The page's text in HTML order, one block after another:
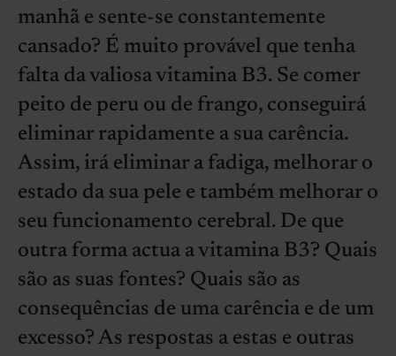
manhã e sente-se constantemente
cansado? É muito provável que tenha
falta da valiosa vitamina B3. Se comer
peito de peru ou de frango, conseguirá
eliminar rapidamente a sua carência.
Assim, irá eliminar a fadiga, melhorar o
estado da sua pele e também melhorar o
seu funcionamento cerebral. De que
outra forma actua a vitamina B3? Quais
são as suas fontes? Quais são as
consequências de uma carência e de um
excesso? As respostas a estas e outras